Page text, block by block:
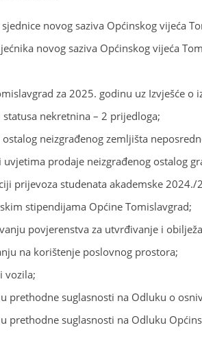
novog saziva Općinskog vijeća
novog saziva Općinskog vijeća
za 2025. godinu uz Izvješće
nekretnina – 2 prijedloga;
neizgrađenog zemljišta
prodaje neizgrađenog ostalog
prijevoza studenata akademske
stipendijama Općine Tomislavgrad;
povjerenstva za utvrđivanje i
na korištenje poslovnog prostora;
vozila;
prethodne suglasnosti na Odluku o
prethodne suglasnosti na Odluku